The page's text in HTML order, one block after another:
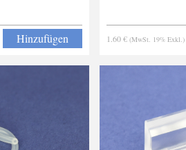
Hinzufügen 1.60 € (MwSt. 19% Exkl.)